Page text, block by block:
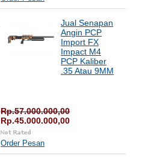
Jual Senapan
Angin PCP
Import FX
Impact M4
PCP Kaliber
.35 Atau 9MM
Rp.57.000.000,00
Rp.45.000.000,00
Order Pesan